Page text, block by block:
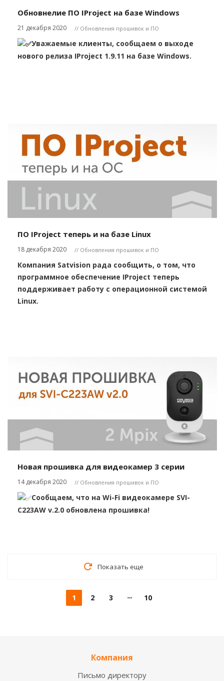
Обновнелие ПО IProject на базе Windows
21 декабря 2020 // Обновления прошивок и ПО
Уважаемые клиенты, сообщаем о выходе
нового релиза IProject 1.9.11 на базе Windows.
ПО IProject теперь и на базе Linux
18 декабря 2020 // Обновления прошивок и ПО
Компания Satvision рада сообщить, о том, что
программное обеспечение IProject теперь
поддерживает работу с операционной системой
Linux.
Новая прошивка для видеокамер 3 серии
14 декабря 2020 // Обновления прошивок и ПО
Сообщаем, что на Wi-Fi видеокамере SVI-
C223AW v.2.0 обновлена прошивка!
Показать еще
1 2 3 10
Компания
Письмо директору